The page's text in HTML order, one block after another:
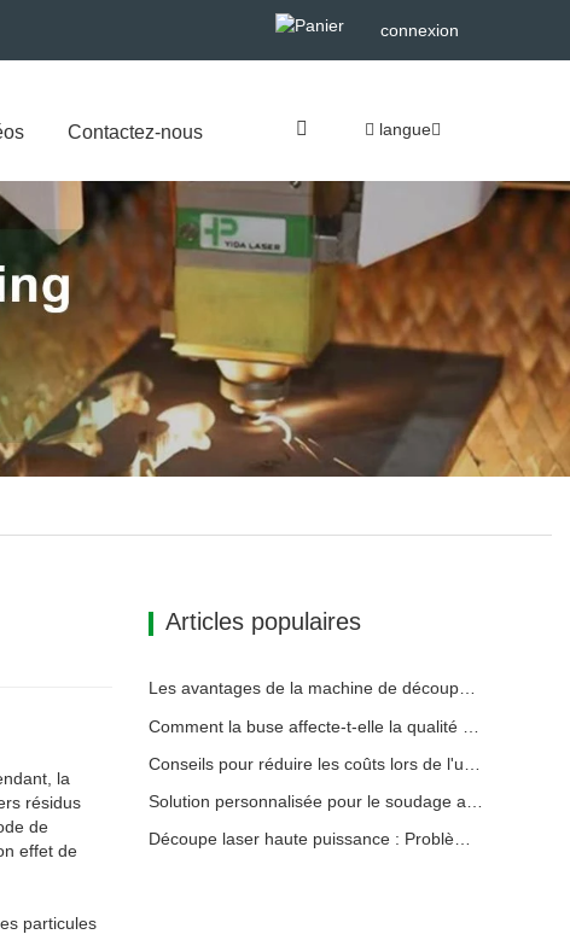
connexion
Contactez-nous langue
la
résidus
de
effet de
particules
Articles populaires
Les avantages de la machine de découpe laser intégrée à plaque et tube
Découpe laser haute puissance : Problèmes courants Solutions efficaces